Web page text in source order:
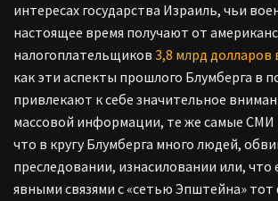
интересах государства Израиль, чьи
настоящее время получают от
налогоплательщиков 3,8 млрд долларов
как эти аспекты прошлого Блумберга в
привлекают к себе значительное
массовой информации, те же самые СМИ
что в кругу Блумберга много людей,
преследовании, изнасиловании или, что
явными связями с «сетью Эпштейна» тот